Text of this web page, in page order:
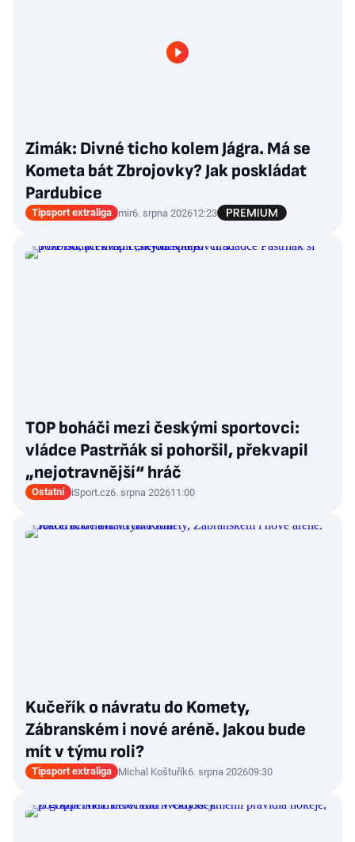
Zimák: Divné ticho kolem Jágra. Má se
Kometa bát Zbrojovky? Jak poskládat
Pardubice
Tipsport extraliga mir6. srpna 202612:23
TOP boháči mezi českými sportovci:
vládce Pastrňák si pohoršil, překvapil
„nejotravnější“ hráč
Ostatní iSport.cz6. srpna 202611:00
Kučeřík o návratu do Komety,
Zábranském i nové aréně. Jakou bude
mít v týmu roli?
Tipsport extraliga Michal Koštuřík6. srpna 202609:30